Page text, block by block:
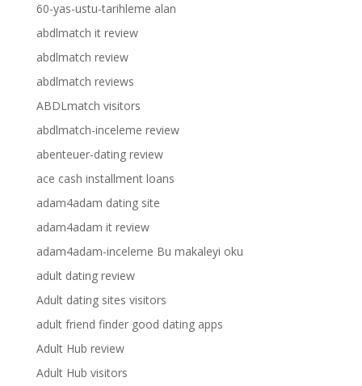
60-yas-ustu-tarihleme alan
abdlmatch it review
abdlmatch review
abdlmatch reviews
ABDLmatch visitors
abdlmatch-inceleme review
abenteuer-dating review
ace cash installment loans
adam4adam dating site
adam4adam it review
adam4adam-inceleme Bu makaleyi oku
adult dating review
Adult dating sites visitors
adult friend finder good dating apps
Adult Hub review
Adult Hub visitors